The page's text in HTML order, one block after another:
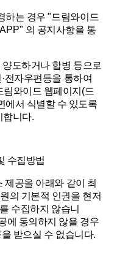
하는 경우"드림와이드
APP" 의 공지사항을 통
도하거나 합병 등으로
·전자우편등을 통하여
림와이드 웹페이지 (드
에서 식별할 수 있도록
합니다.
수집방법
제공을 아래와 같이 최
의 기본적 인권을 현저
수집하지 않습니
에 동의하지 않을 경우
받으실 수 없습니다.